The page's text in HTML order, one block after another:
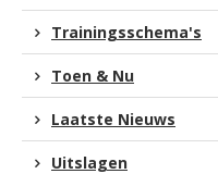
Trainingsschema's
Toen & Nu
Laatste Nieuws
Uitslagen